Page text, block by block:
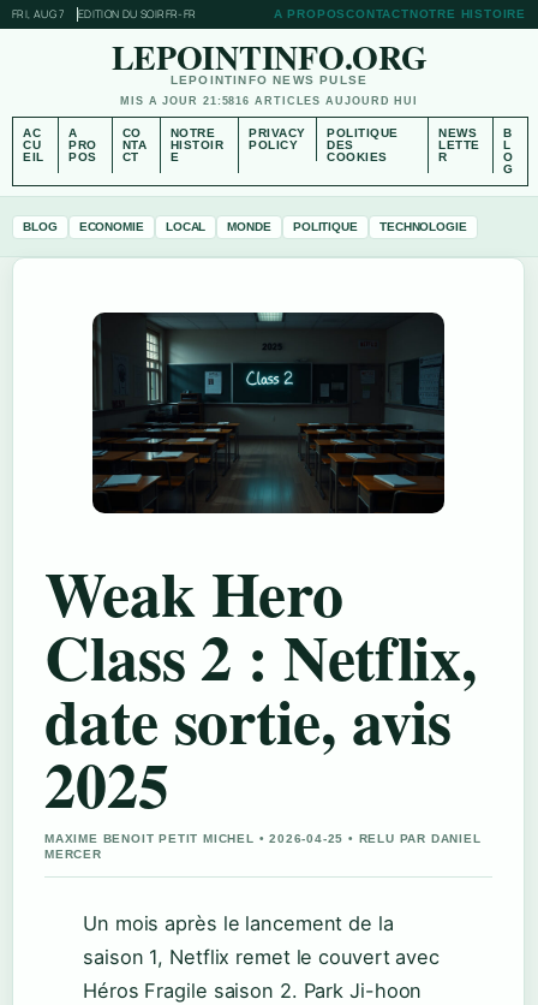
FRI, AUG 7 EDITION DU SOIRFR-FR A PROPOSCONTACTNOTRE HISTOIRE
LEPOINTINFO.ORG
LEPOINTINFO NEWS PULSE
MIS A JOUR 21:5816 ARTICLES AUJOURD HUI
AC
CU
EIL
A
PRO
POS
CO
NTA
CT
NOTRE
HISTOIR
E
PRIVACY
POLICY
POLITIQUE
DES
COOKIES
NEWS
LETTE
R
B
L
O
G
BLOG ECONOMIE LOCAL MONDE POLITIQUE TECHNOLOGIE
Weak Hero
Class 2 : Netflix,
date sortie, avis
2025
MAXIME BENOIT PETIT MICHEL • 2026-04-25 • RELU PAR DANIEL
MERCER
Un mois après le lancement de la
saison 1, Netflix remet le couvert avec
Héros Fragile saison 2. Park Ji-hoon